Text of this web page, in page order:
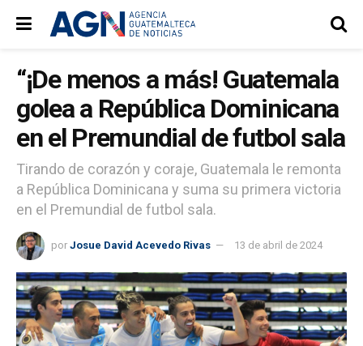
“¡De menos a más! Guatemala
golea a República Dominicana
en el Premundial de futbol sala
Tirando de corazón y coraje, Guatemala le remonta
a República Dominicana y suma su primera victoria
en el Premundial de futbol sala.
por Josue David Acevedo Rivas 13 de abril de 2024